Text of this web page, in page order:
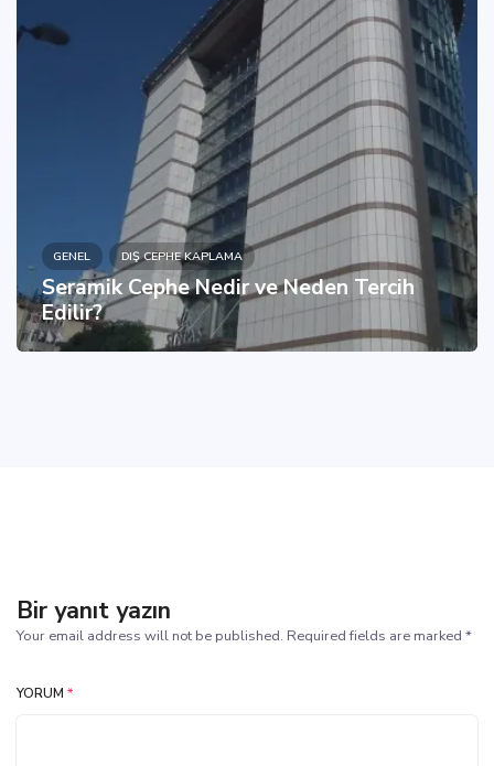
GENEL DIŞ CEPHE KAPLAMA
Seramik Cephe Nedir ve Neden Tercih
Edilir?
Bir yanıt yazın
Your email address will not be published. Required fields are marked *
YORUM *